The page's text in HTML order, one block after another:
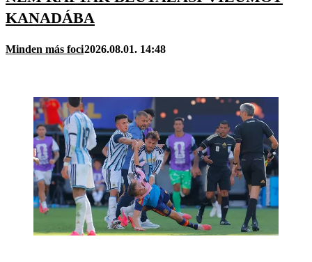
KANADÁBA
Minden más foci2026.08.01. 14:48